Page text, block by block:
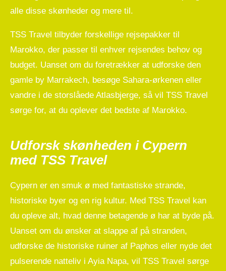
alle disse skønheder og mere til.
TSS Travel tilbyder forskellige rejsepakker til
Marokko, der passer til enhver rejsendes behov og
budget. Uanset om du foretrækker at udforske den
gamle by Marrakech, besøge Sahara-ørkenen eller
vandre i de storslåede Atlasbjerge, så vil TSS Travel
sørge for, at du oplever det bedste af Marokko.
Udforsk skønheden i Cypern
med TSS Travel
Cypern er en smuk ø med fantastiske strande,
historiske byer og en rig kultur. Med TSS Travel kan
du opleve alt, hvad denne betagende ø har at byde på.
Uanset om du ønsker at slappe af på stranden,
udforske de historiske ruiner af Paphos eller nyde det
pulserende natteliv i Ayia Napa, vil TSS Travel sørge